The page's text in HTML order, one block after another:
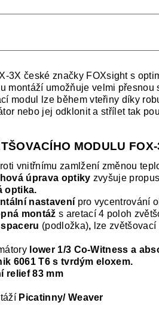
3X české značky FOXsight s
montáží umožňuje velmi
modul lze během vteřiny díky
nebo jej odklonit a střílet tak
MODULU
vnitřnímu zamlžení změnou
úprava optiky zvyšuje
optika.
nastavení pro vycentrování
montáž s aretací 4 poloh
(podložka), lze
lower 1/3 Co-Witness a
6061 T6 s tvrdým eloxem.
relief 83 mm
Picatinny/ Weaver